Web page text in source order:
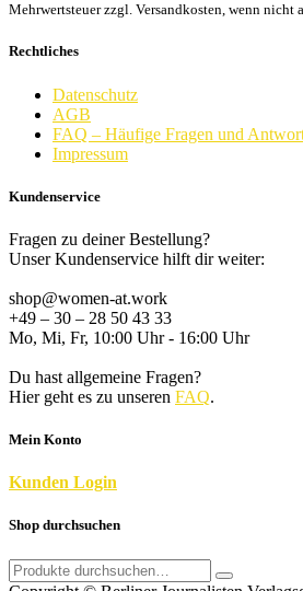
Mehrwertsteuer zzgl. Versandkosten, wenn nicht
Rechtliches
Datenschutz
AGB
FAQ – Häufige Fragen und
Impressum
Kundenservice
Fragen zu deiner Bestellung?
Unser Kundenservice hilft dir weiter:
shop@women-at.work
+49 – 30 – 28 50 43 33
Mo, Mi, Fr, 10:00 Uhr - 16:00 Uhr
Du hast allgemeine Fragen?
Hier geht es zu unseren FAQ.
Mein Konto
Kunden Login
Shop durchsuchen
Search
for: